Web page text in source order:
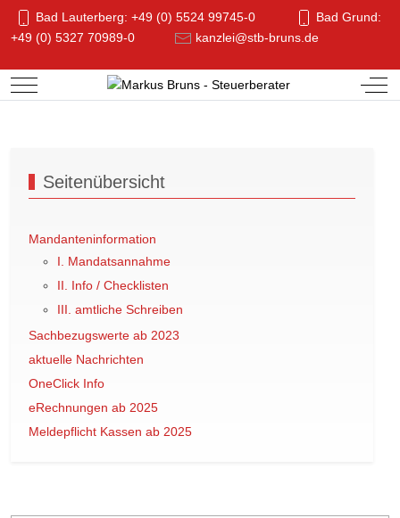
Bad Lauterberg: +49 (0) 5524 99745-0
Bad Grund:
+49 (0) 5327 70989-0
kanzlei@stb-bruns.de
Mobile Menu Toggle Off-
Seitenübersicht
Mandanteninformation
I. Mandatsannahme
II. Info / Checklisten
III. amtliche Schreiben
Sachbezugswerte ab 2023
aktuelle Nachrichten
OneClick Info
eRechnungen ab 2025
Meldepflicht Kassen ab 2025